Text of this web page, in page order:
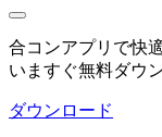
合コンアプリで快
いますぐ無料ダウ
ダウンロード